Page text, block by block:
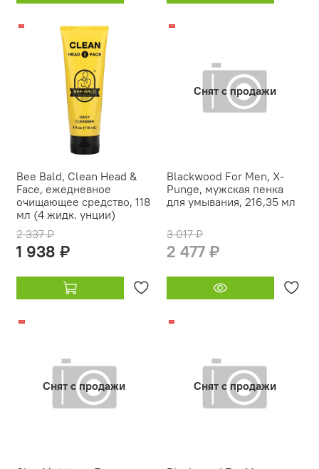
-17%
Bee Bald, Clean Head &
Face, ежедневное
очищающее средство, 118
мл (4 жидк. унции)
2 337 ₽
1 938 ₽
Снят с продажи
-18%
Blackwood For Men, X-
Punge, мужская пенка
для умывания, 216,35 мл
3 017 ₽
2 477 ₽
Снят с продажи
-21%
Снят с продажи
-17%